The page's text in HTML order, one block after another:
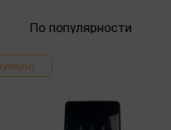
По популярности